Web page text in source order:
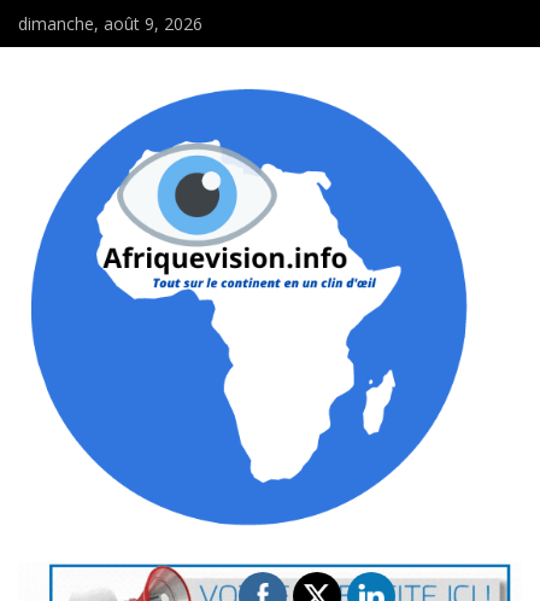
dimanche, août 9, 2026